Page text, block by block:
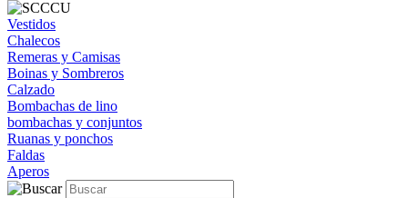
Vestidos
Chalecos
Remeras y Camisas
Boinas y Sombreros
Calzado
Bombachas de lino
bombachas y conjuntos
Ruanas y ponchos
Faldas
Aperos